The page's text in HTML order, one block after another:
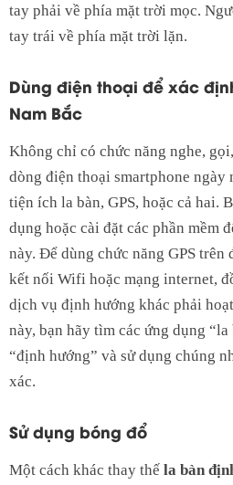
tay phải về phía mặt trời mọc.
tay trái về phía mặt trời lặn.
Dùng điện thoại để xác
Nam Bắc
Không chỉ có chức năng nghe,
dòng điện thoại smartphone ngày
tiện ích la bàn, GPS, hoặc cả hai.
dụng hoặc cài đặt các phần mềm
này. Để dùng chức năng GPS trên
kết nối Wifi hoặc mạng internet,
dịch vụ định hướng khác phải
này, bạn hãy tìm các ứng dụng “la
“định hướng” và sử dụng chúng
xác.
Sử dụng bóng đổ
Một cách khác thay thế la bàn